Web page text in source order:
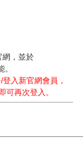
網，並於
入新官網會員，
可再次登入。